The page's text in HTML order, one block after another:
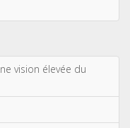
vision élevée du